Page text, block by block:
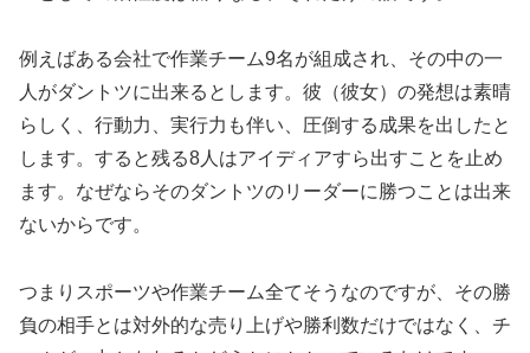
例えばある会社で作業チーム9名が組成され、その中の一
人がダントツに出来るとします。彼（彼女）の発想は素晴
らしく、行動力、実行力も伴い、圧倒する成果を出したと
します。すると残る8人はアイディアすら出すことを止め
ます。なぜならそのダントツのリーダーに勝つことは出来
ないからです。
つまりスポーツや作業チーム全てそうなのですが、その勝
負の相手とは対外的な売り上げや勝利数だけではなく、チ